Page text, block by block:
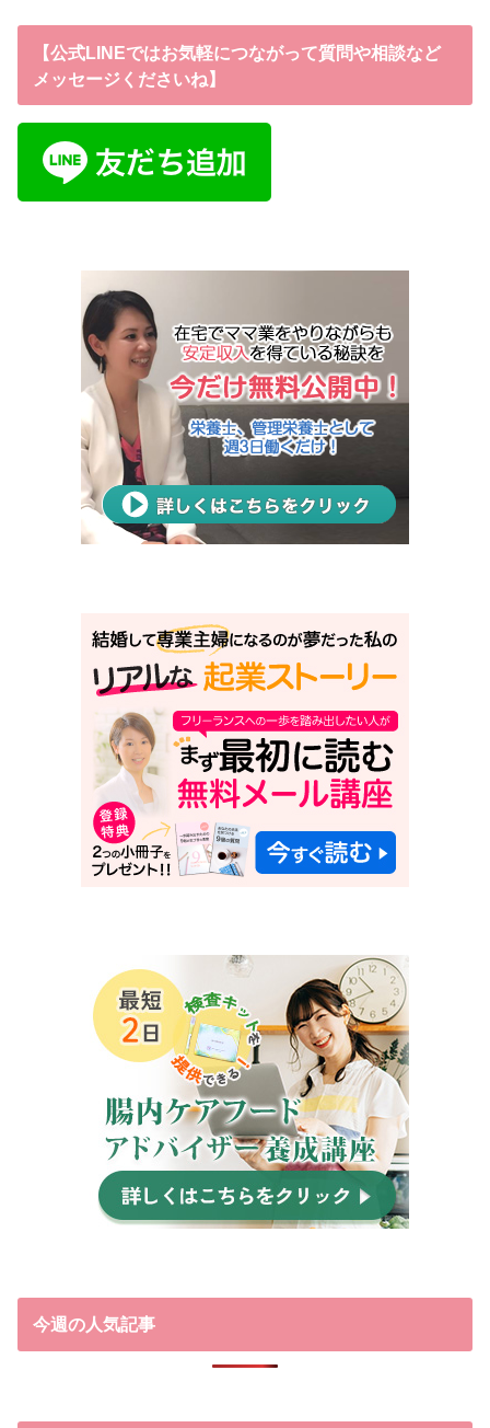
【公式LINEではお気軽につながって質問や相談など
メッセージくださいね】
今週の人気記事